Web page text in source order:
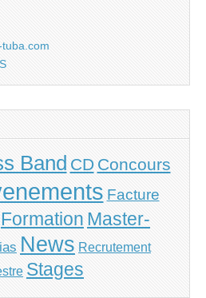
Band CD Concours
Facture
Formation Master-
News Recrutement
Stages